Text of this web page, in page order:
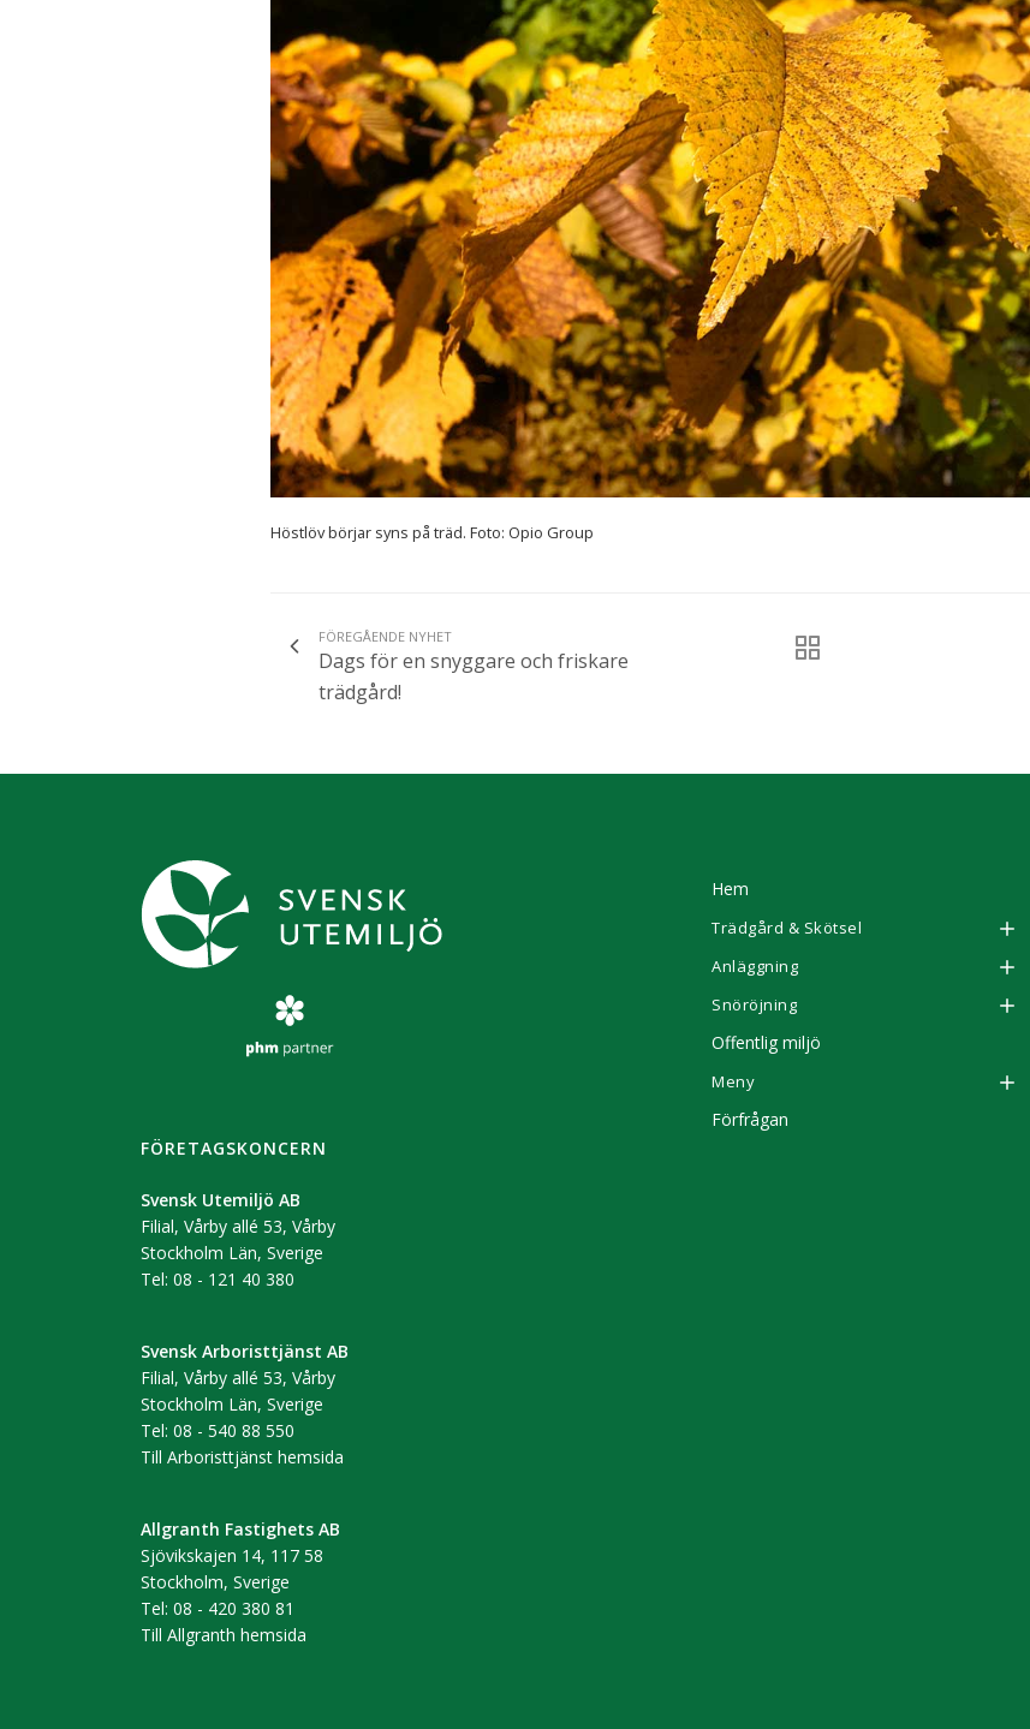
Höstlöv börjar syns på träd. Foto: Opio Group
FÖREGÅENDE NYHET
Dags för en snyggare och friskare
trädgård!
FÖRETAGSKONCERN
Svensk Utemiljö AB
Filial, Vårby allé 53, Vårby
Stockholm Län, Sverige
Tel: 08 - 121 40 380
Svensk Arboristtjänst AB
Filial, Vårby allé 53, Vårby
Stockholm Län, Sverige
Tel: 08 - 540 88 550
Till Arboristtjänst hemsida
Allgranth Fastighets AB
Sjövikskajen 14, 117 58
Stockholm, Sverige
Tel: 08 - 420 380 81
Till Allgranth hemsida
Hem
Trädgård & Skötsel
Anläggning
Snöröjning
Offentlig miljö
Meny
Förfrågan